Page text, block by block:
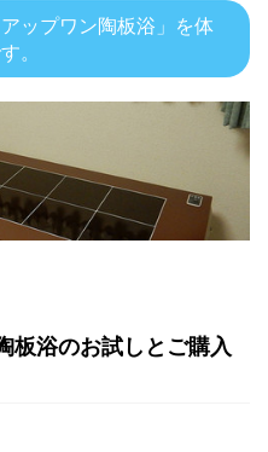
ップワン陶板浴」を体
。
板浴のお試しとご購入